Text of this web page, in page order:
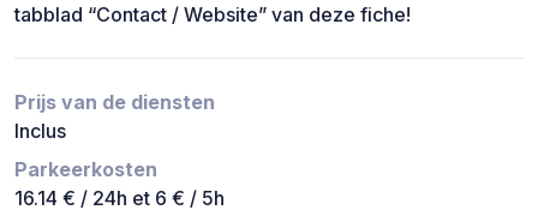
tabblad “Contact / Website” van deze fiche!
Prijs van de diensten
Inclus
Parkeerkosten
16.14 € / 24h et 6 € / 5h